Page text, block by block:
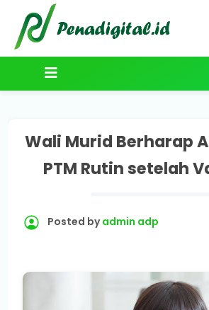
Wali Murid Berharap
PTM Rutin setelah
Posted byadmin adp